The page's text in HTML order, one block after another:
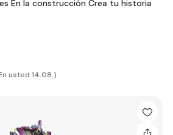
En la construcción Crea tu historia
usted 14.08.)